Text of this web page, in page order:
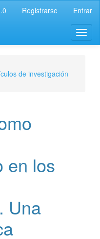
Registrarse Entrar
de investigación
en los
Una